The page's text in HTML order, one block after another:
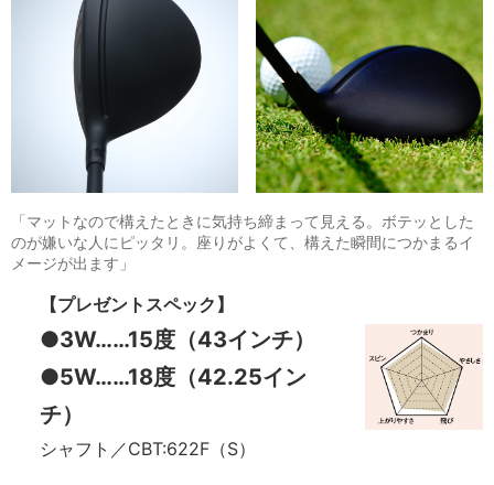
「マットなので構えたときに気持ち締まって見える。ボテッとした
のが嫌いな人にピッタリ。座りがよくて、構えた瞬間につかまるイ
メージが出ます」
【プレゼントスペック】
●3W……15度（43インチ）
●5W……18度（42.25イン
チ）
シャフト／CBT:622F（S）